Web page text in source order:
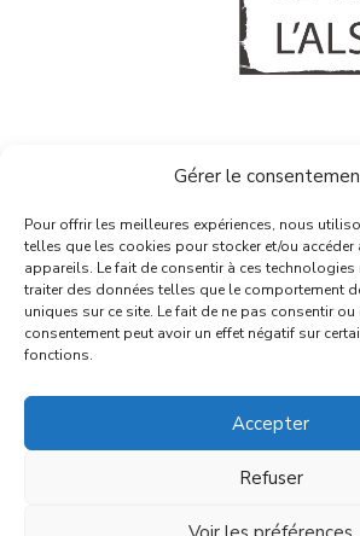
Gérer le
Pour offrir les meilleures expériences, nous
telles que les cookies pour stocker et/ou
appareils. Le fait de consentir à ces
traiter des données telles que le comportement
uniques sur ce site. Le fait de ne pas consentir ou
consentement peut avoir un effet négatif sur
fonctions.
Accepter
Refuser
CONFIDENTIALITE & COOKIES
GERER MES COOKIES
CONTACT
© 2026 | VBA - tous droits